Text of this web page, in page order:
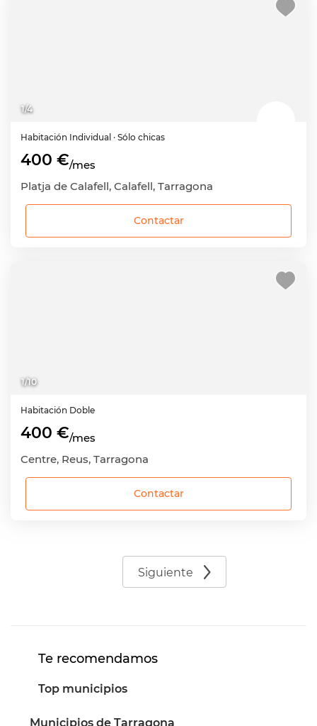
1/4
Habitación Individual · Sólo chicas
400 €/mes
Platja de Calafell, Calafell, Tarragona
Contactar
1/10
Habitación Doble
400 €/mes
Centre, Reus, Tarragona
Contactar
Siguiente
Te recomendamos
Top municipios
Municipios de Tarragona